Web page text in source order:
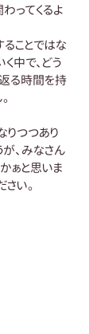
ってくるよ
ことではな
中で、どう
る時間を持
りつつあり
、みなさん
ぁと思いま
さい。